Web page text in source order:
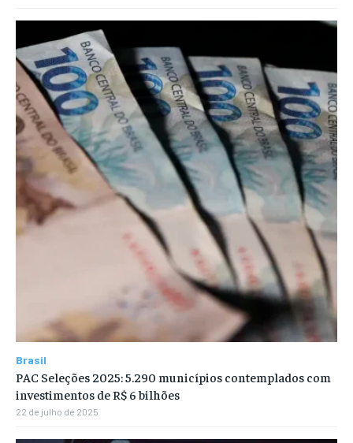
Brasil
PAC Seleções 2025: 5.290 municípios contemplados com
investimentos de R$ 6 bilhões
22 de julho de 2025